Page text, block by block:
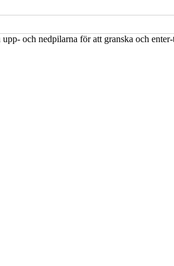
och nedpilarna för att granska och